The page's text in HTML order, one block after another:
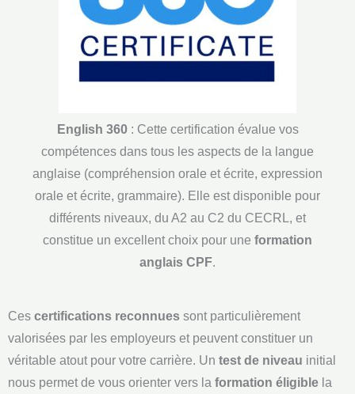
English 360: Cette certification évalue vos
compétences dans tous les aspects de la langue
anglaise (compréhension orale et écrite, expression
orale et écrite, grammaire). Elle est disponible pour
différents niveaux, du A2 au C2 du CECRL, et
constitue un excellent choix pour une formation
anglais CPF.
Ces certifications reconnues sont particulièrement
valorisées par les employeurs et peuvent constituer un
véritable atout pour votre carrière. Un test de niveau initial
nous permet de vous orienter vers la formation éligible la